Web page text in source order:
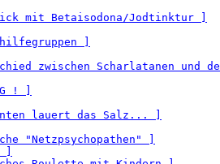
mit Betaisodona/Jodtinktur ]
]
zwischen Scharlatanen und
! ]
lauert das Salz... ]
"Netzpsychopathen" ]
]